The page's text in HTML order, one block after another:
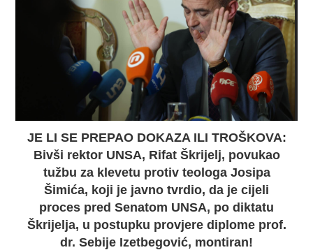
JE LI SE PREPAO DOKAZA ILI TROŠKOVA:
Bivši rektor UNSA, Rifat Škrijelj, povukao
tužbu za klevetu protiv teologa Josipa
Šimića, koji je javno tvrdio, da je cijeli
proces pred Senatom UNSA, po diktatu
Škrijelja, u postupku provjere diplome prof.
dr. Sebije Izetbegović, montiran!